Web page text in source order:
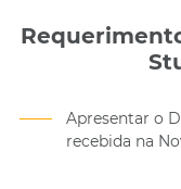
Apresentar o
recebida na